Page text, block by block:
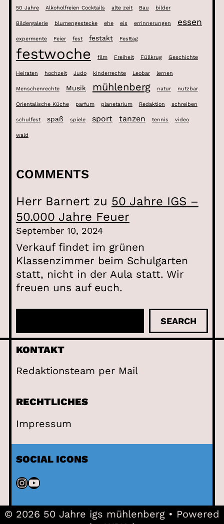
50 Jahre Alkoholfreien Cocktails alte zeit Bau bilder
Bildergalerie blumengestecke ehe eis errinnerungen essen
expermente Feier fest festakt Festtag
festwoche film Freiheit Füllkrug Geschichte
Heiraten hochzeit Judo kinderrechte Leobar lernen
Menschenrechte Musik mühlenberg natur nutzbar
Orientalische Küche parfum planetarium Redaktion schreiben
schulfest spaß spiele sport tanzen tennis video
wald
COMMENTS
Herr Barnertzu 50 Jahre IGS –
50.000 Jahre Feuer
September 10, 2024
Verkauf findet im grünen
Klassenzimmer beim Schulgarten
statt, nicht in der Aula statt. Wir
freuen uns auf euch.
u
c
e
SEARCH
KONTAKT
Redaktionsteam per Mail
RECHTLICHES
Impressum
SOCIAL ICONS
InstagramYouTube
© 2026 50 Jahre igs mühlenberg • Powered